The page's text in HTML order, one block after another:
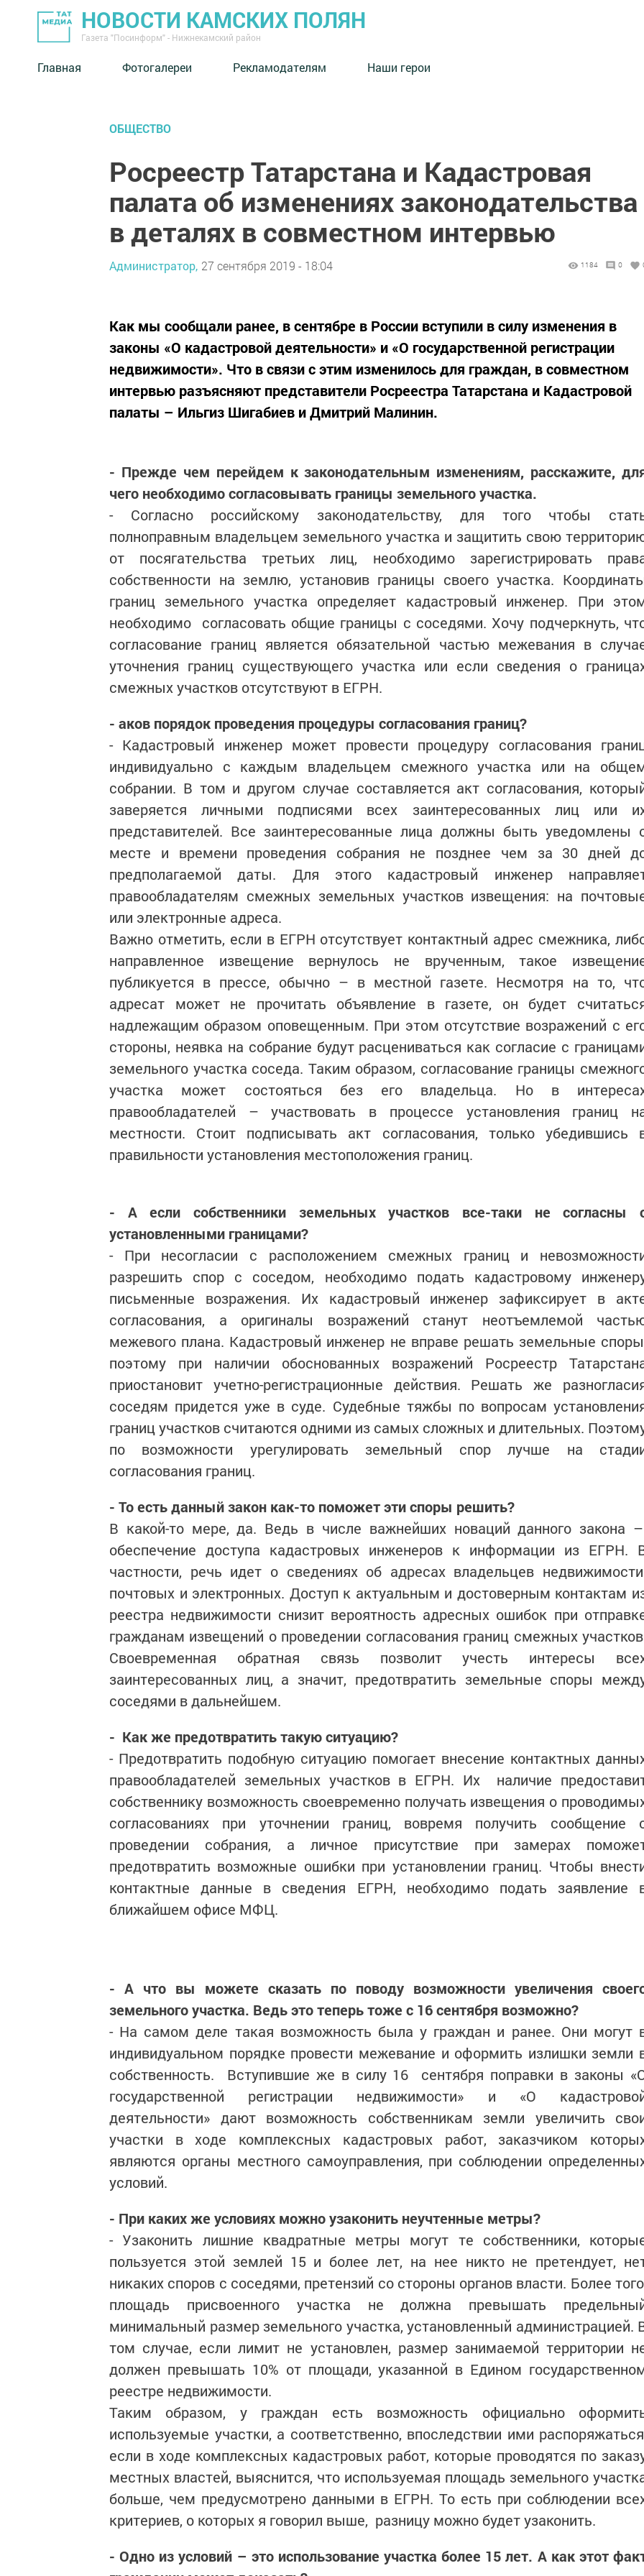
НОВОСТИ КАМСКИХ ПОЛЯН
Газета "Посинформ" - Нижнекамский район
Главная Фотогалереи Рекламодателям Наши герои
ОБЩЕСТВО
Росреестр Татарстана и Кадастровая
палата об изменениях законодательства
в деталях в совместном интервью
Администратор, 27 сентября 2019 - 18:04 1184 0
Как мы сообщали ранее, в сентябре в России вступили в силу изменения в
законы «О кадастровой деятельности» и «О государственной регистрации
недвижимости». Что в связи с этим изменилось для граждан, в совместном
интервью разъясняют представители Росреестра Татарстана и Кадастровой
палаты – Ильгиз Шигабиев и Дмитрий Малинин.
- Прежде чем перейдем к законодательным изменениям, расскажите,
чего необходимо согласовывать границы земельного участка.
- Согласно российскому законодательству, для того чтобы
полноправным владельцем земельного участка и защитить свою
от посягательства третьих лиц, необходимо зарегистрировать
собственности на землю, установив границы своего участка.
границ земельного участка определяет кадастровый инженер. При
необходимо согласовать общие границы с соседями. Хочу подчеркнуть,
согласование границ является обязательной частью межевания в
уточнения границ существующего участка или если сведения о
смежных участков отсутствуют в ЕГРН.
- аков порядок проведения процедуры согласования границ?
- Кадастровый инженер может провести процедуру согласования
индивидуально с каждым владельцем смежного участка или на
собрании. В том и другом случае составляется акт согласования,
заверяется личными подписями всех заинтересованных лиц или
представителей. Все заинтересованные лица должны быть уведомлены
месте и времени проведения собрания не позднее чем за 30 дней
предполагаемой даты. Для этого кадастровый инженер
правообладателям смежных земельных участков извещения: на
или электронные адреса.
Важно отметить, если в ЕГРН отсутствует контактный адрес смежника,
направленное извещение вернулось не врученным, такое
публикуется в прессе, обычно – в местной газете. Несмотря на то,
адресат может не прочитать объявление в газете, он будет
надлежащим образом оповещенным. При этом отсутствие возражений с
стороны, неявка на собрание будут расцениваться как согласие с
земельного участка соседа. Таким образом, согласование границы
участка может состояться без его владельца. Но в
правообладателей – участвовать в процессе установления границ
местности. Стоит подписывать акт согласования, только убедившись
правильности установления местоположения границ.
- А если собственники земельных участков все-таки не согласны
установленными границами?
- При несогласии с расположением смежных границ и
разрешить спор с соседом, необходимо подать кадастровому
письменные возражения. Их кадастровый инженер зафиксирует в
согласования, а оригиналы возражений станут неотъемлемой
межевого плана. Кадастровый инженер не вправе решать земельные
поэтому при наличии обоснованных возражений Росреестр
приостановит учетно-регистрационные действия. Решать же
соседям придется уже в суде. Судебные тяжбы по вопросам
границ участков считаются одними из самых сложных и длительных.
по возможности урегулировать земельный спор лучше на
согласования границ.
- То есть данный закон как-то поможет эти споры решить?
В какой-то мере, да. Ведь в числе важнейших новаций данного закона –
обеспечение доступа кадастровых инженеров к информации из ЕГРН.
частности, речь идет о сведениях об адресах владельцев
почтовых и электронных. Доступ к актуальным и достоверным контактам
реестра недвижимости снизит вероятность адресных ошибок при
гражданам извещений о проведении согласования границ смежных
Своевременная обратная связь позволит учесть интересы
заинтересованных лиц, а значит, предотвратить земельные споры
соседями в дальнейшем.
- Как же предотвратить такую ситуацию?
- Предотвратить подобную ситуацию помогает внесение контактных
правообладателей земельных участков в ЕГРН. Их наличие
собственнику возможность своевременно получать извещения о
согласованиях при уточнении границ, вовремя получить сообщение
проведении собрания, а личное присутствие при замерах
предотвратить возможные ошибки при установлении границ. Чтобы
контактные данные в сведения ЕГРН, необходимо подать заявление
ближайшем офисе МФЦ.
- А что вы можете сказать по поводу возможности увеличения
земельного участка. Ведь это теперь тоже с 16 сентября возможно?
- На самом деле такая возможность была у граждан и ранее. Они могут
индивидуальном порядке провести межевание и оформить излишки земли
собственность. Вступившие же в силу 16 сентября поправки в законы
государственной регистрации недвижимости» и «О
деятельности» дают возможность собственникам земли увеличить
участки в ходе комплексных кадастровых работ, заказчиком
являются органы местного самоуправления, при соблюдении
условий.
- При каких же условиях можно узаконить неучтенные метры?
- Узаконить лишние квадратные метры могут те собственники,
пользуется этой землей 15 и более лет, на нее никто не претендует,
никаких споров с соседями, претензий со стороны органов власти. Более
площадь присвоенного участка не должна превышать
минимальный размер земельного участка, установленный администрацией.
том случае, если лимит не установлен, размер занимаемой территории
должен превышать 10% от площади, указанной в Едином
реестре недвижимости.
Таким образом, у граждан есть возможность официально
используемые участки, а соответственно, впоследствии ими
если в ходе комплексных кадастровых работ, которые проводятся по
местных властей, выяснится, что используемая площадь земельного
больше, чем предусмотрено данными в ЕГРН. То есть при соблюдении
критериев, о которых я говорил выше, разницу можно будет узаконить.
- Одно из условий – это использование участка более 15 лет. А как этот